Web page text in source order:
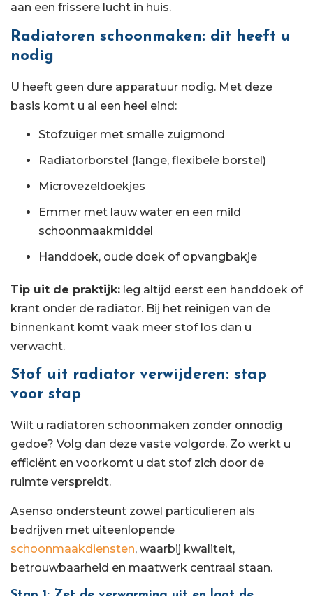
aan een frissere lucht in huis.
Radiatoren schoonmaken: dit heeft u
nodig
U heeft geen dure apparatuur nodig. Met deze
basis komt u al een heel eind:
Stofzuiger met smalle zuigmond
Radiatorborstel (lange, flexibele borstel)
Microvezeldoekjes
Emmer met lauw water en een mild
schoonmaakmiddel
Handdoek, oude doek of opvangbakje
Tip uit de praktijk: leg altijd eerst een handdoek of
krant onder de radiator. Bij het reinigen van de
binnenkant komt vaak meer stof los dan u
verwacht.
Stof uit radiator verwijderen: stap
voor stap
Wilt u radiatoren schoonmaken zonder onnodig
gedoe? Volg dan deze vaste volgorde. Zo werkt u
efficiënt en voorkomt u dat stof zich door de
ruimte verspreidt.
Asenso ondersteunt zowel particulieren als
bedrijven met uiteenlopende
schoonmaakdiensten, waarbij kwaliteit,
betrouwbaarheid en maatwerk centraal staan.